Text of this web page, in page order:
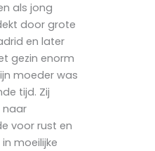
als jong
door grote
en later
gezin enorm
moeder was
tijd. Zij
naar
voor rust en
moeilijke